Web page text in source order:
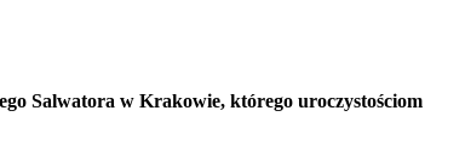
Salwatora w Krakowie, którego uroczystościom